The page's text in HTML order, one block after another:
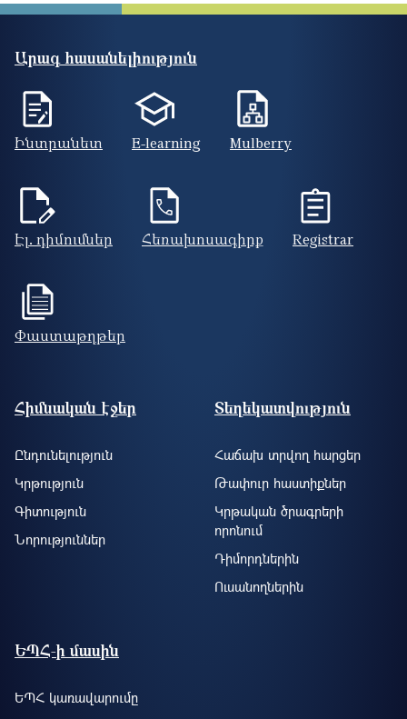
Արագ հասանելիություն
Ինտրանետ E-learning Mulberry
Էլ. դիմումներ Հեռախոսագիրք Registrar
Փաստաթղթեր
Footer site information
Հիմնական էջեր
Ընդունելություն
Կրթություն
Գիտություն
Նորություններ
Տեղեկատվություն
Հաճախ տրվող հարցեր
Թափուր հաստիքներ
Կրթական ծրագրերի
որոնում
Դիմորդներին
Ուսանողներին
ԵՊՀ-ի մասին
ԵՊՀ կառավարումը